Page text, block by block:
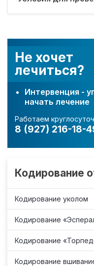
Не хочет
лечиться?
Интервенция -
начать лечение
Работаем
8 (927) 216-18-
Кодирование
Кодирование уколом
Кодирование
Кодирование
Кодирование